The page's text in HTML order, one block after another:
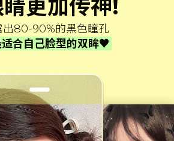
更加传神!
出80-90%的黑色瞳孔
合自己脸型的双眸♥